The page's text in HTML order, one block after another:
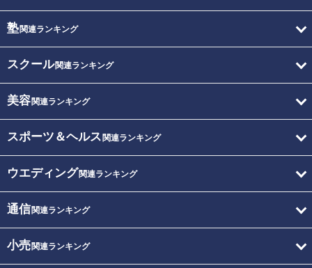
塾関連ランキング
スクール関連ランキング
美容関連ランキング
スポーツ＆ヘルス 関連ランキング
ウエディング関連ランキング
通信関連ランキング
小売関連ランキング